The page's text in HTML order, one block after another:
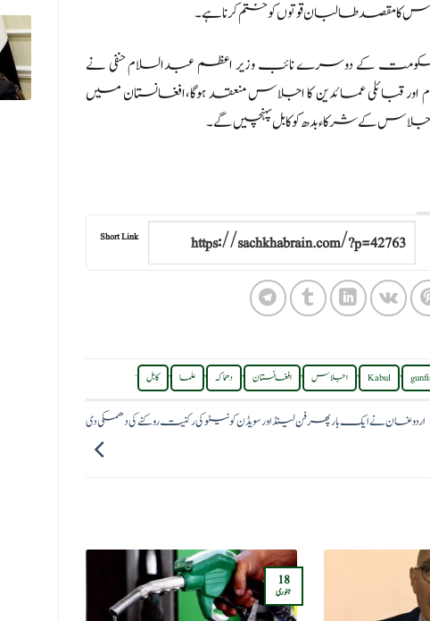
مقصد طالبان قوتوں کو ختم کرنا ہے۔
کے دوسرے نائب وزیر اعظم عبدالسلام حنفی نے
قبائلی عمائدین کا اجلاس منعقد ہوگا،افغانستان میں
کے شرکاء بدھ کو کابل پہنچیں گے۔
Short Link
,
Kabul
, اجلاس , افغانستان , دھماکہ , علما , کابل .
اردوغان نے ایک بار پھر فن لینڈ اور سویڈن کو نیٹو کی رکنیت روکنے کی دھمکی دی
18
جنوری